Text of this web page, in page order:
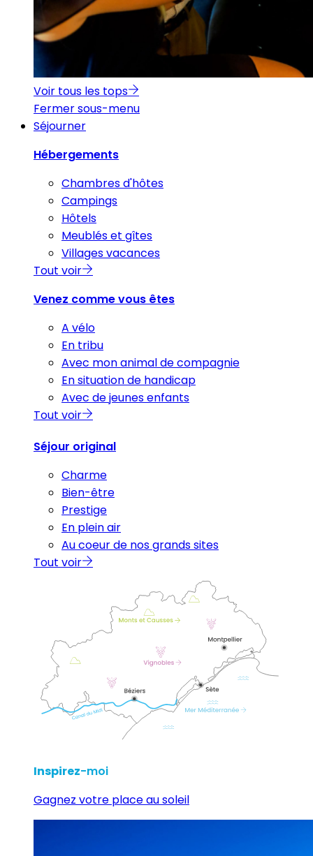
Voir tous les tops
Fermer sous-menu
Séjourner
Hébergements
Chambres d'hôtes
Campings
Hôtels
Meublés et gîtes
Villages vacances
Tout voir
Venez comme vous êtes
A vélo
En tribu
Avec mon animal de compagnie
En situation de handicap
Avec de jeunes enfants
Tout voir
Séjour original
Charme
Bien-être
Prestige
En plein air
Au coeur de nos grands sites
Tout voir
Inspirez-moi
Gagnez votre place au soleil